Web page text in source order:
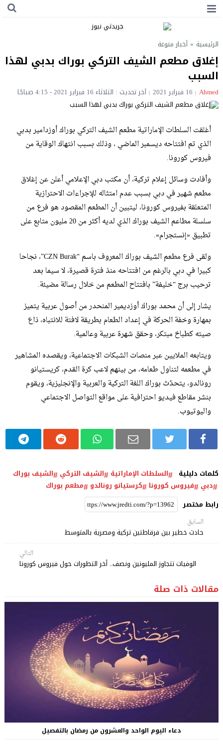
الرئيسية » أخبار منوعة
إغلاق مطعم الشيف التركي بوراك بدبي لهذا
السبب
Ahmed 16 فبراير 2021 آخر تحديث : الثلاثاء 16 فبراير 2021 - 4:15 صباحًا
أغلقت السلطات الإماراتية مطعم الشيف التركي بوراك أوزدامير بدبي
الذي تم افتتاحه ديسمبر الماضي ، وذلك بسبب انتهاك الوقاية من
فيروس كورونا.
وأفادت وسائل إعلام تركية، أن مكتب دبي الإعلامي أعلن عن إغلاق
مطعم شهير في دبي بسبب عدم امتثاله للإجراءات الاحترازية
المتعلقة بفيروس كورونا، ليتبين أن المطعم المقصود هو فرع من
سلسلة مطاعم الشيف بوراك الذي لديه أكثر من 20 مليون متابع على
تطبيق «إنستجرام».
ولقى فرع مطعم الشيف بوراك المعروف باسم “CZN Burak”، نجاحا
كبيرا في دبي بالرغم من افتتاحه منذ فترة قصيرة، لا سيما بعد
ترحيب برج “خليفة” بافتتاح المطعم من خلال رسالة مضيئة.
يشار إلى أن محمد بوراك أوزديمير المنحدر من أصول عربية يتميز
بمهارة وخفة الحركة في إعداد الطعام بطريقة لافتة للانتباه، ذاع
صيته كطباخ مبتكر، وحقق شهرة عربية وعالمية.
ويتابعه الملايين عبر منصات الشبكات الاجتماعية، ويقصده المشاهير
في مطعمه لتناول طعامه، من بينهم لاعب كرة القدم، كريستيانو
رونالدو، يتحدّث بوراك اللغة التركية والعربية والإنجليزية، ويقوم
بنشر مقاطع فيديو احترافية على مواقع التواصل الاجتماعي
واليوتيوب.
كلمات دليلية السلطات الإماراتية الشيف التركي الشيف بوراك
دبي فيروس كورونا كرستيانو رونالدو مطعم بوراك
رابط مختصر
السابق
حادث خطير بين فرقاطتين تركية ومصرية بالمتوسط
التالي
الوفيات تتجاوز المليونين ونصف.. أخر التطورات حول فيروس كورونا
مقالات ذات صلة
دعاء اليوم الواحد والعشرون من رمضان بالتفصيل